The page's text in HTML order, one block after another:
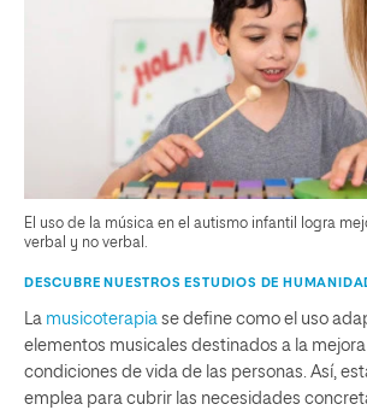
El uso de la música en el autismo infantil logra
verbal y no verbal.
DESCUBRE NUESTROS ESTUDIOS DE
La musicoterapia se define como el uso
elementos musicales destinados a la
condiciones de vida de las personas. Así,
emplea para cubrir las necesidades